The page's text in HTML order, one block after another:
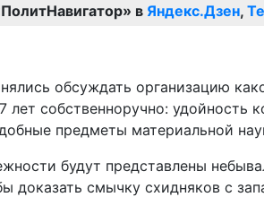
в Яндекс.Дзен,
обсуждать организацию
лет собственноручно:
предметы материальной
будут представлены
доказать смычку схидняков с